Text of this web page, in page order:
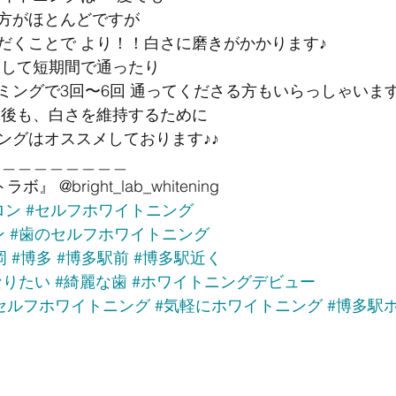
がほとんどですが
くことで より！！白さに磨きがかかります♪
て短期間で通ったり
ングで3回〜6回 通ってくださる方もいらっしゃいま
も、白さを維持するために
グはオススメしております♪♪
ボ』 @bright_lab_whitening
ン #セルフホワイトニング
#歯のセルフホワイトニング
#博多 #博多駅前 #博多駅近く
たい #綺麗な歯 #ホワイトニングデビュー
ルフホワイトニング #気軽にホワイトニング #博多駅